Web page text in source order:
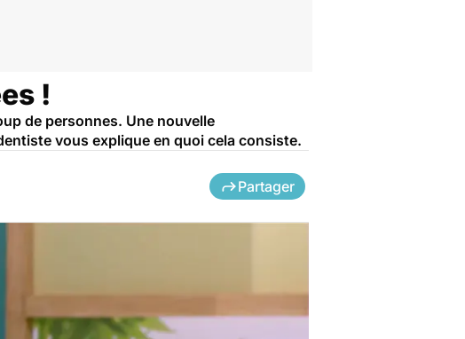
!
de personnes. Une nouvelle
vous explique en quoi cela consiste.
Partager